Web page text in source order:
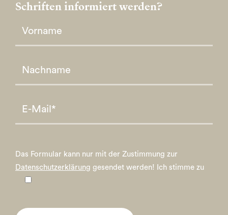
Schriften informiert werden?
Das Formular kann nur mit der Zustimmung zur
Datenschutzerklärung gesendet werden! Ich stimme zu